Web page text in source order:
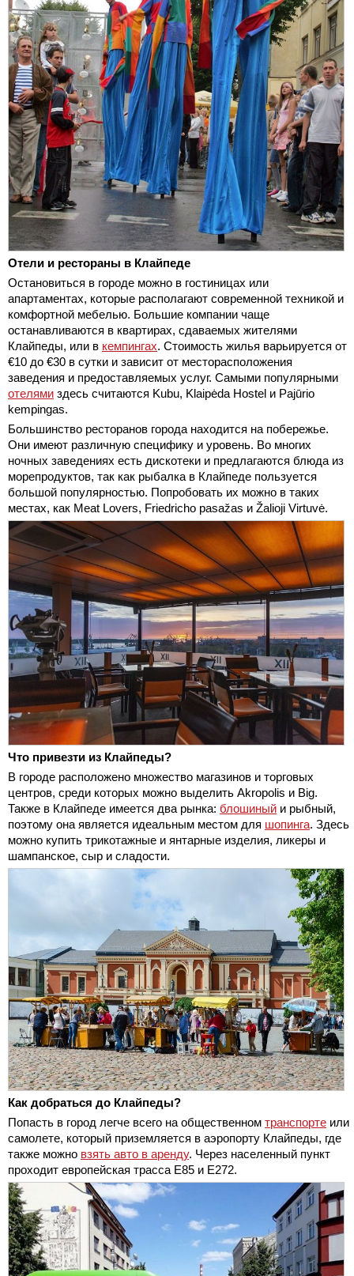
Отели и рестораны в Клайпеде
Остановиться в городе можно в гостиницах или
апартаментах, которые располагают современной техникой и
комфортной мебелью. Большие компании чаще
останавливаются в квартирах, сдаваемых жителями
Клайпеды, или в кемпингах. Стоимость жилья варьируется от
€10 до €30 в сутки и зависит от месторасположения
заведения и предоставляемых услуг. Самыми популярными
отелями здесь считаются Kubu, Klaipėda Hostel и Pajūrio
kempingas.
Большинство ресторанов города находится на побережье.
Они имеют различную специфику и уровень. Во многих
ночных заведениях есть дискотеки и предлагаются блюда из
морепродуктов, так как рыбалка в Клайпеде пользуется
большой популярностью. Попробовать их можно в таких
местах, как Meat Lovers, Friedricho pasažas и Žalioji Virtuvė.
Что привезти из Клайпеды?
В городе расположено множество магазинов и торговых
центров, среди которых можно выделить Akropolis и Big.
Также в Клайпеде имеется два рынка: блошиный и рыбный,
поэтому она является идеальным местом для шопинга. Здесь
можно купить трикотажные и янтарные изделия, ликеры и
шампанское, сыр и сладости.
Как добраться до Клайпеды?
Попасть в город легче всего на общественном транспорте или
самолете, который приземляется в аэропорту Клайпеды, где
также можно взять авто в аренду. Через населенный пункт
проходит европейская трасса Е85 и Е272.